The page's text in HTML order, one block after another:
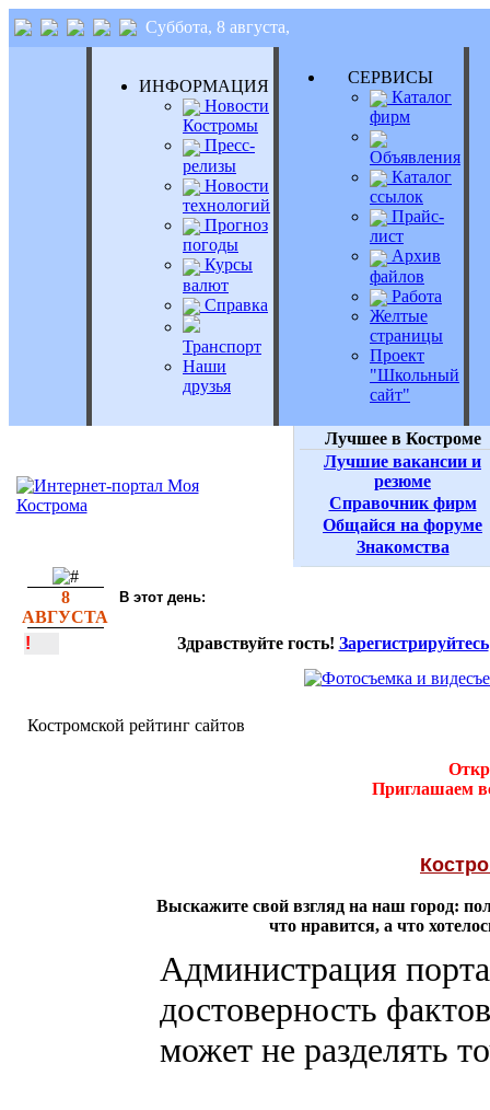
Суббота, 8 августа,
ИНФОРМАЦИЯ
Новости
Костромы
Пресс-
релизы
Новости
технологий
Прогноз
погоды
Курсы
валют
Справка
Транспорт
Наши
друзья
СЕРВИСЫ
Каталог
фирм
Объявления
Каталог
ссылок
Прайс-
лист
Архив
файлов
Работа
Желтые
страницы
Проект
"Школьный
сайт"
Лучшее в Костроме
Лучшие вакансии и
резюме
Справочник фирм
Общайся на форуме
Знакомства
8
АВГУСТА
В этот день:
! Здравствуйте гость! Зарегистрируйтесь
Костромской рейтинг сайтов
Приглашаем
Выскажите свой взгляд на наш город:
что нравится, а что
Администрация
достоверность
может не разделять